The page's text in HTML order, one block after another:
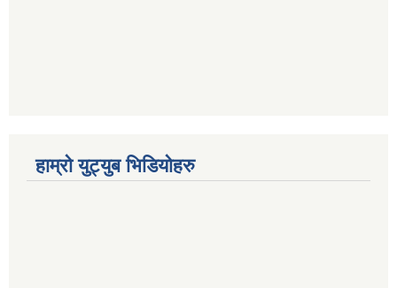
हाम्रो युट्युब भिडियोहरु